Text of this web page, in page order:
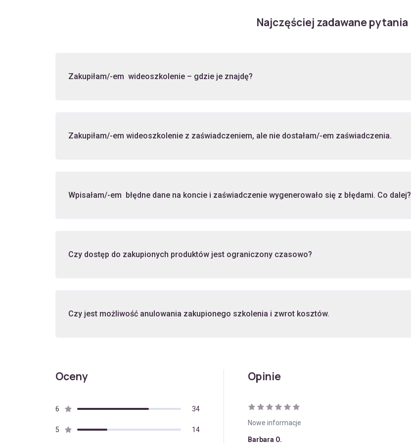
Najczęściej zadawane pytania
Zakupiłam/-em wideoszkolenie – gdzie je znajdę?
Zakupiłam/-em wideoszkolenie z zaświadczeniem, ale nie dostałam/-em zaświadczenia.
Wpisałam/-em błędne dane na koncie i zaświadczenie wygenerowało się z błędami. Co dalej?
Czy dostęp do zakupionych produktów jest ograniczony czasowo?
Czy jest możliwość anulowania zakupionego szkolenia i zwrot kosztów.
Oceny
6 34
5 14
Opinie
Nowe informacje
Barbara O.